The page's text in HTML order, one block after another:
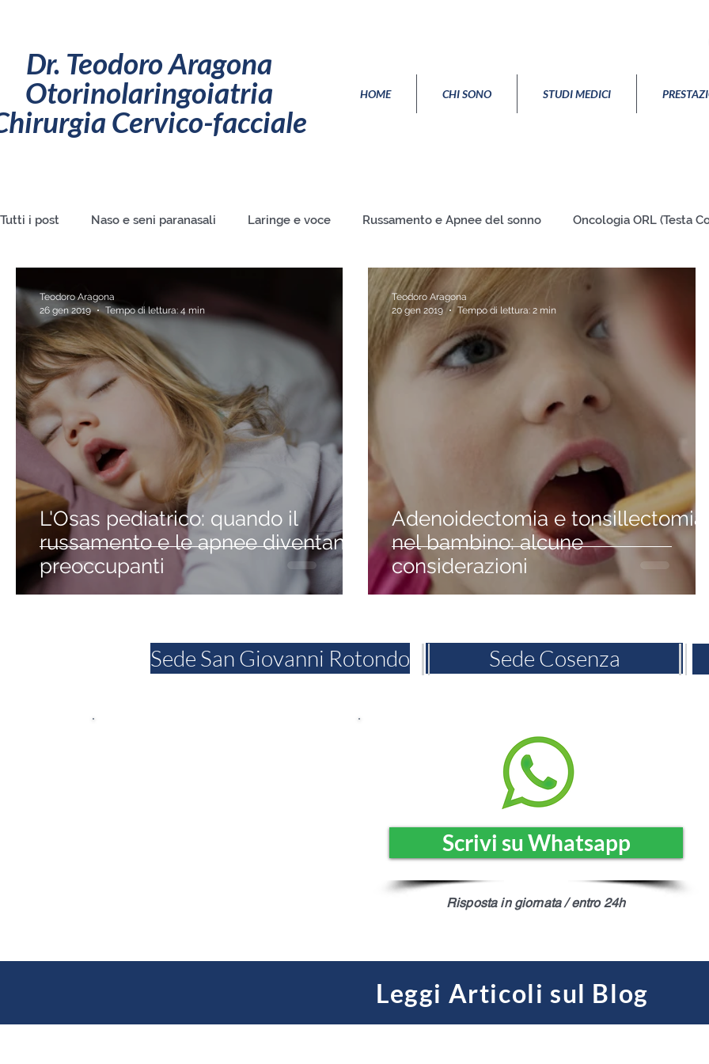
Dr. Teodoro Aragona
Otorinolaringoiatria
Cervico-facciale
HOME CHI SONO STUDI MEDICI
Tutti i post Naso e seni paranasali Laringe e voce Russamento e Apnee del sonno Oncologia ORL (Testa
Vertigini disturbi dell'equilibrio Orecchio
L'Osas pediatrico: quando il
russamento e le apnee diventano
preoccupanti
Teodoro Aragona
26 gen 2019
Tempo di lettura: 4 min
Adenoidectomia e tonsillectomia
nel bambino: alcune
considerazioni
Teodoro Aragona
20 gen 2019
Tempo di lettura: 2 min
Sede San Giovanni Rotondo Sede Cosenza
Scrivi su Whatsapp
Risposta in giornata / entro 24h
Leggi Articoli sul Blog